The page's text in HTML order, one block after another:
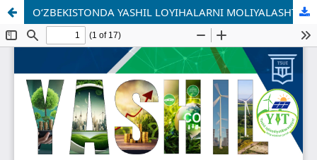
O‘ZBEKISTONDA YASHIL LOYIHALARNI MOLIYALASHTIRISHNI BOSHQARUV SAMARADORLIGI: HOLAT, MUAMMOLAR VA ISTIQBOLLAR